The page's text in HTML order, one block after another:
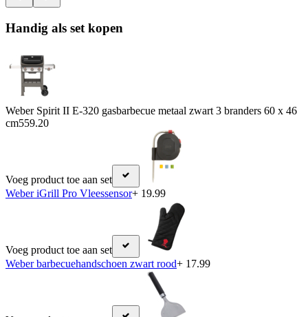
Handig als set kopen
Weber Spirit II E-320 gasbarbecue metaal zwart 3 branders 60 x 46
cm559.20
Voeg product toe aan set
Weber iGrill Pro Vleessensor+ 19.99
Voeg product toe aan set
Weber barbecuehandschoen zwart rood+ 17.99